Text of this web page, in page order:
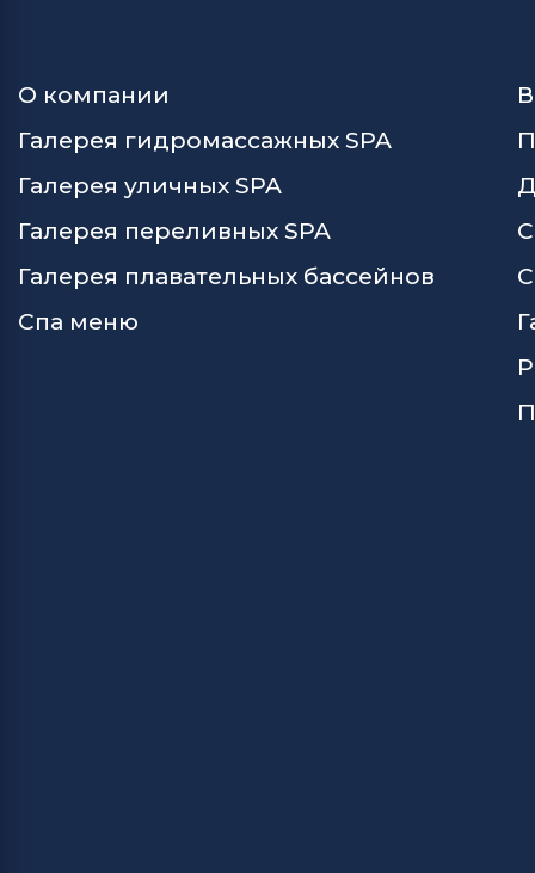
О компании
Галерея гидромассажных SPA
Галерея уличных SPA
Галерея переливных SPA
Галерея плавательных бассейнов
Спа меню